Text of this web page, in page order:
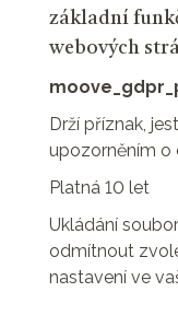
základní
webových
Drží příznak,
upozorněním o
Platná 10 let
Ukládání
odmítnout
nastavení ve